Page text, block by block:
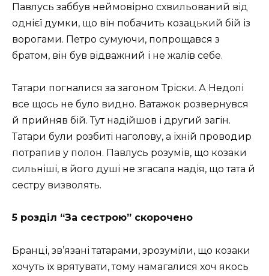
Павлусь заббув неймовірно схвильований від
однієї думки, що він побачить козацький бій із
ворогами. Петро сумуючи, попрощався з
братом, він був відважний і не жалів себе.
Татари погналися за загоном Тріски. А Недолі
все щось не було видно. Ватажок розвернувся
й прийняв бій. Тут надійшов і другий загін.
Татари були розбиті наголову, а їхній проводир
потрапив у полон. Павлусь розумів, що козаки
сильніші, в його душі не згасала надія, що тата й
сестру визволять.
5 розділ “За сестрою” скорочено
Бранці, зв’язані татарами, зрозуміли, що козаки
хочуть їх врятувати, тому намагалися хоч якось